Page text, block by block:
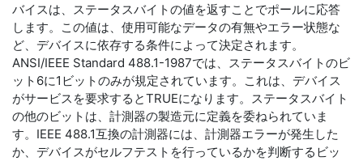
バイスは、ステータスバイトの値を返すことでポールに応答
します。この値は、使用可能なデータの有無やエラー状態な
ど、デバイスに依存する条件によって決定されます。
ANSI/IEEE Standard 488.1-1987では、ステータスバイトのビ
ット6に1ビットのみが規定されています。これは、デバイス
がサービスを要求するとTRUEになります。ステータスバイト
の他のビットは、計測器の製造元に定義を委ねられていま
す。IEEE 488.1互換の計測器には、計測器エラーが発生した
か、デバイスがセルフテストを行っているかを判断するビッ